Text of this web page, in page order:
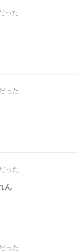
った
った
った
ん
った